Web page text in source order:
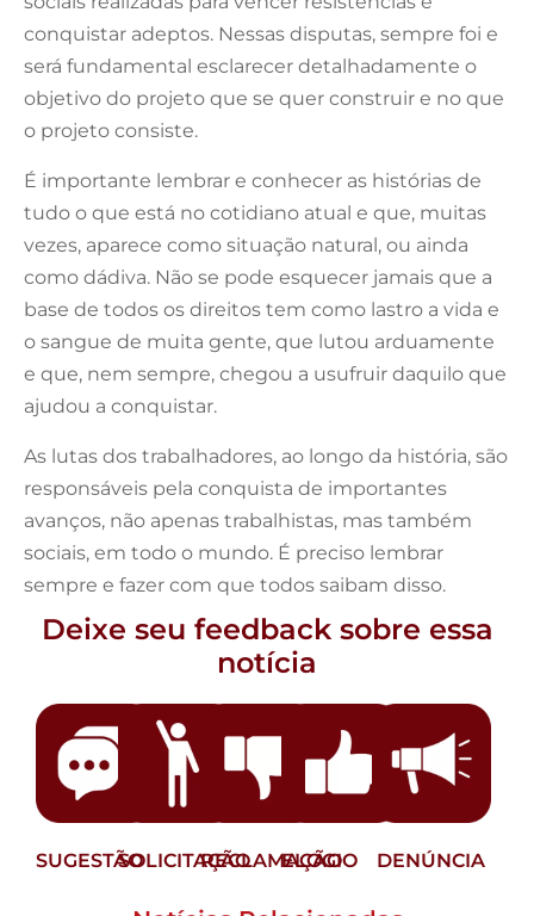
conquistar adeptos. Nessas disputas, sempre foi e
será fundamental esclarecer detalhadamente o
objetivo do projeto que se quer construir e no que
o projeto consiste.
É importante lembrar e conhecer as histórias de
tudo o que está no cotidiano atual e que, muitas
vezes, aparece como situação natural, ou ainda
como dádiva. Não se pode esquecer jamais que a
base de todos os direitos tem como lastro a vida e
o sangue de muita gente, que lutou arduamente
e que, nem sempre, chegou a usufruir daquilo que
ajudou a conquistar.
As lutas dos trabalhadores, ao longo da história, são
responsáveis pela conquista de importantes
avanços, não apenas trabalhistas, mas também
sociais, em todo o mundo. É preciso lembrar
sempre e fazer com que todos saibam disso.
Deixe seu feedback sobre essa
notícia
SUGESTÃOSOLICITAÇÃORECLAMAÇÃO
ELOGIO DENÚNCIA